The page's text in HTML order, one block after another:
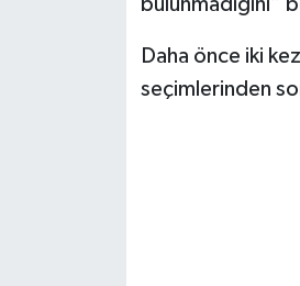
Daha önce iki
seçimlerinden